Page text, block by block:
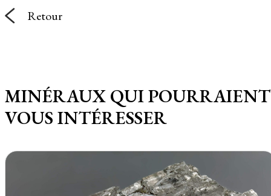
Retour
MINÉRAUX QUI POURRAIENT
VOUS INTÉRESSER